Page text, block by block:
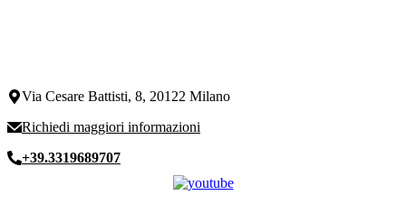
Via Cesare Battisti, 8, 20122 Milano
Richiedi maggiori informazioni
+39.3319689707